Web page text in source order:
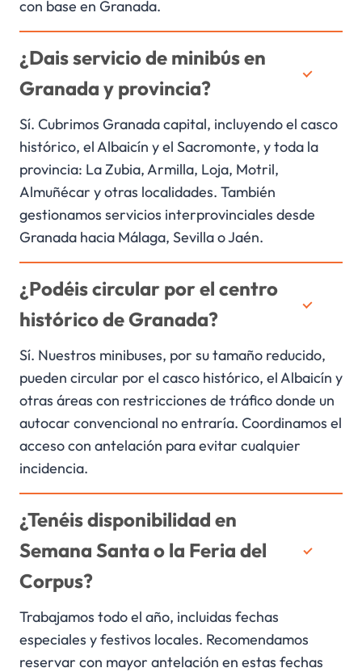
con base en Granada.
¿Dais servicio de minibús en
Granada y provincia?
Sí. Cubrimos Granada capital, incluyendo el casco
histórico, el Albaicín y el Sacromonte, y toda la
provincia: La Zubia, Armilla, Loja, Motril,
Almuñécar y otras localidades. También
gestionamos servicios interprovinciales desde
Granada hacia Málaga, Sevilla o Jaén.
¿Podéis circular por el centro
histórico de Granada?
Sí. Nuestros minibuses, por su tamaño reducido,
pueden circular por el casco histórico, el Albaicín y
otras áreas con restricciones de tráfico donde un
autocar convencional no entraría. Coordinamos el
acceso con antelación para evitar cualquier
incidencia.
¿Tenéis disponibilidad en
Semana Santa o la Feria del
Corpus?
Trabajamos todo el año, incluidas fechas
especiales y festivos locales. Recomendamos
reservar con mayor antelación en estas fechas